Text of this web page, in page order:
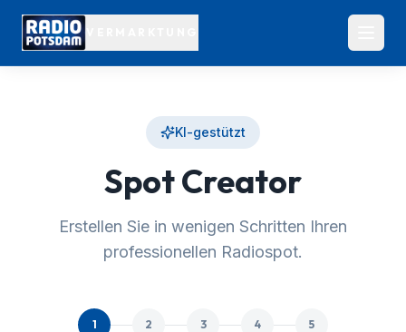
KI-gestützt
Spot Creator
Erstellen Sie in wenigen Schritten Ihren
professionellen Radiospot.
1 2 3 4 5